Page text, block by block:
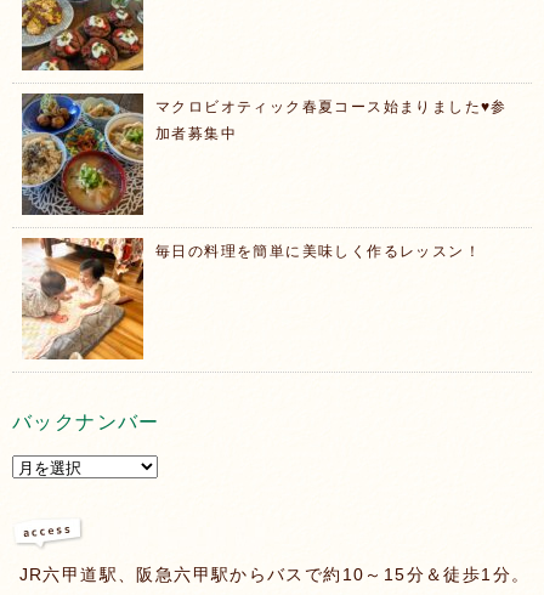
マクロビオティック春夏コース始まりました♥️参
加者募集中
毎日の料理を簡単に美味しく作るレッスン！
バックナンバー
JR六甲道駅、阪急六甲駅からバスで約10～15分＆徒歩1分。